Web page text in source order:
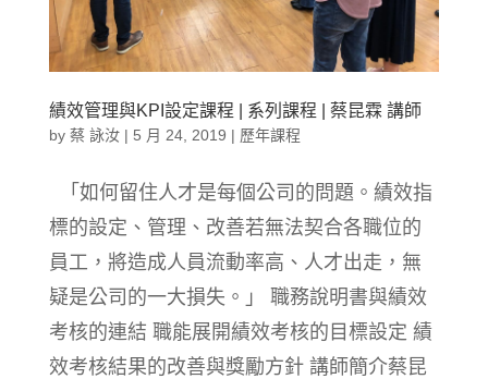
績效管理與KPI設定課程 | 系列課程 | 蔡昆霖 講師
by 蔡 詠汝| 5 月 24, 2019 | 歷年課程
「如何留住人才是每個公司的問題。績效指
標的設定、管理、改善若無法契合各職位的
員工，將造成人員流動率高、人才出走，無
疑是公司的一大損失。」 職務說明書與績效
考核的連結 職能展開績效考核的目標設定 績
效考核結果的改善與獎勵方針 講師簡介蔡昆